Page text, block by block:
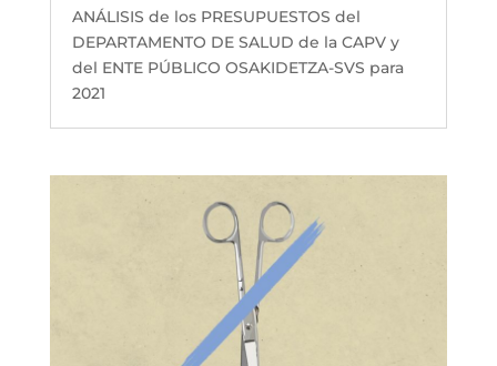
ANÁLISIS de los PRESUPUESTOS del
DEPARTAMENTO DE SALUD de la CAPV y
del ENTE PÚBLICO OSAKIDETZA-SVS para
2021